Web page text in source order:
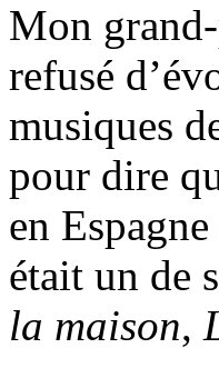
Mon
refusé
musiques
pour dire
en
était un de
la maison,